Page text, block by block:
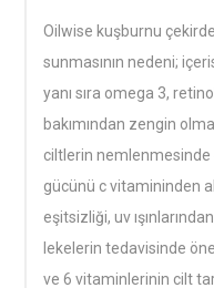
Oilwise kuşburnu
sunmasının nedeni;
yanı sıra omega 3,
bakımından zengin
ciltlerin
gücünü c vitamininden
eşitsizliği, uv
lekelerin tedavisinde
ve 6 vitaminlerinin cilt